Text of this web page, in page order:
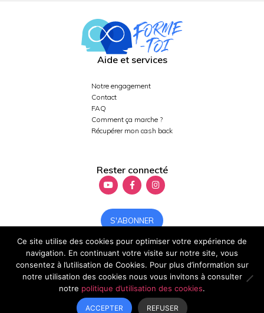
Aide et services
Notre engagement
Contact
FAQ
Comment ça marche ?
Récupérer mon cash back
Rester connecté
S'ABONNER
Politique de confidentialité de Forme-toi
Plan du site
Mentions légales
Réalisé pour vous avec passion, Voyelle
Ce site utilise des cookies pour optimiser votre expérience de
navigation. En continuant votre visite sur notre site, vous
consentez à l’utilisation de Cookies. Pour plus d’information sur
notre utilisation des cookies nous vous invitons à consulter
notre politique d’utilisation des cookies.
ACCEPTER REFUSER